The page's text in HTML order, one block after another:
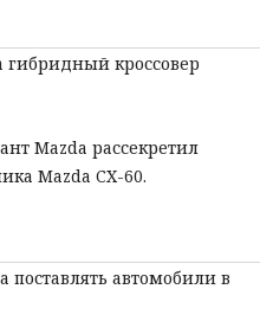
гибридный кроссовер
Mazda рассекретил
Mazda CX-60.
автомобили в